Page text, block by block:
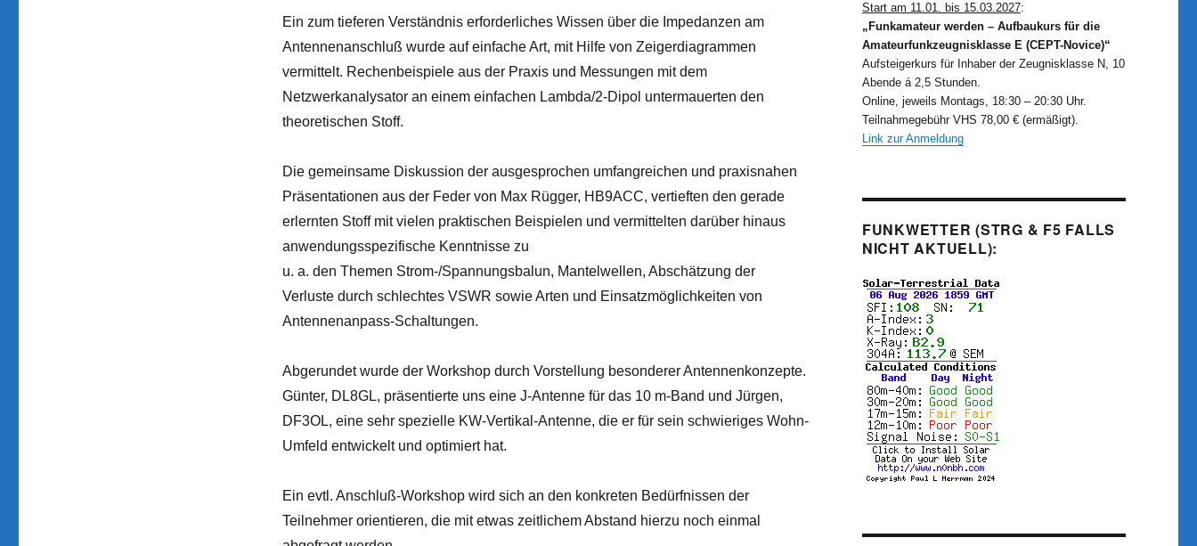
Ein zum tieferen Verständnis erforderliches Wissen über die Impedanzen am
Antennenanschluß wurde auf einfache Art, mit Hilfe von Zeigerdiagrammen
vermittelt. Rechenbeispiele aus der Praxis und Messungen mit dem
Netzwerkanalysator an einem einfachen Lambda/2-Dipol untermauerten den
theoretischen Stoff.
Die gemeinsame Diskussion der ausgesprochen umfangreichen und praxisnahen
Präsentationen aus der Feder von Max Rügger, HB9ACC, vertieften den gerade
erlernten Stoff mit vielen praktischen Beispielen und vermittelten darüber hinaus
anwendungsspezifische Kenntnisse zu
u. a. den Themen Strom-/Spannungsbalun, Mantelwellen, Abschätzung der
Verluste durch schlechtes VSWR sowie Arten und Einsatzmöglichkeiten von
Antennenanpass-Schaltungen.
Abgerundet wurde der Workshop durch Vorstellung besonderer Antennenkonzepte.
Günter, DL8GL, präsentierte uns eine J-Antenne für das 10 m-Band und Jürgen,
DF3OL, eine sehr spezielle KW-Vertikal-Antenne, die er für sein schwieriges Wohn-
Umfeld entwickelt und optimiert hat.
Ein evtl. Anschluß-Workshop wird sich an den konkreten Bedürfnissen der
Teilnehmer orientieren, die mit etwas zeitlichem Abstand hierzu noch einmal
Start am 11.01. bis 15.03.2027:
„Funkamateur werden – Aufbaukurs für die
Amateurfunkzeugnisklasse E (CEPT-Novice)“
Aufsteigerkurs für Inhaber der Zeugnisklasse N, 10
Abende á 2,5 Stunden.
Online, jeweils Montags, 18:30 – 20:30 Uhr.
Teilnahmegebühr VHS 78,00 € (ermäßigt).
Link zur Anmeldung
FUNKWETTER (STRG & F5 FALLS
NICHT AKTUELL):